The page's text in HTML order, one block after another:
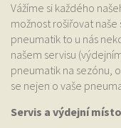
Vážíme si každého
možnost rošiřovat
pneumatik to u nás
našem servisu
pneumatik na sezónu,
se nejen o vaše
Servis a výdejní místo